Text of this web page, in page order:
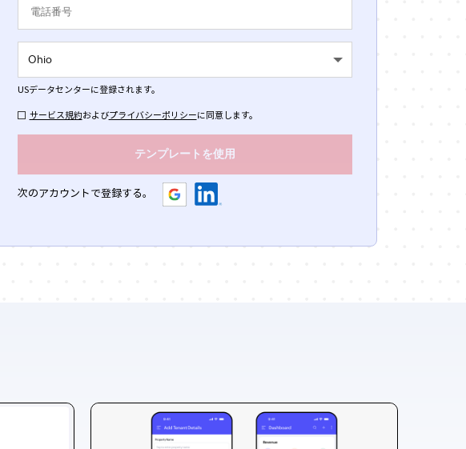
USデータセンターに登録されます。
サービス規約およびプライバシーポリシーに同意します。
次のアカウントで登録する。